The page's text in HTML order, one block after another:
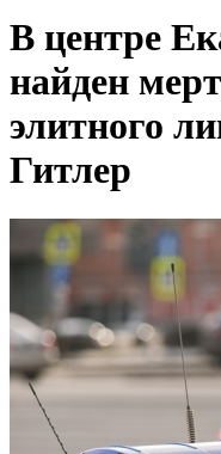
В центре
найден
элитного
Гитлер